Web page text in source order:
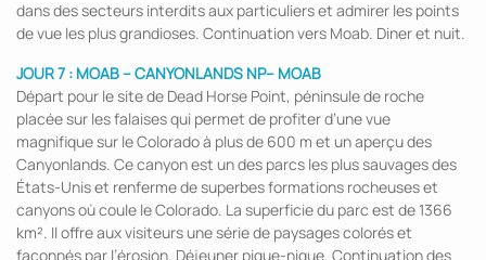
dans des secteurs interdits aux particuliers et admirer les points
de vue les plus grandioses. Continuation vers Moab. Diner et nuit.
JOUR 7 : MOAB– CANYONLANDS NP– MOAB
Départ pour le site de Dead Horse Point, péninsule de roche
placée sur les falaises qui permet de profiter d’une vue
magnifique sur le Colorado à plus de 600 m et un aperçu des
Canyonlands. Ce canyon est un des parcs les plus sauvages des
États-Unis et renferme de superbes formations rocheuses et
canyons où coule le Colorado. La superficie du parc est de 1366
km². Il offre aux visiteurs une série de paysages colorés et
façonnés par l’érosion. Déjeuner pique-nique. Continuation des